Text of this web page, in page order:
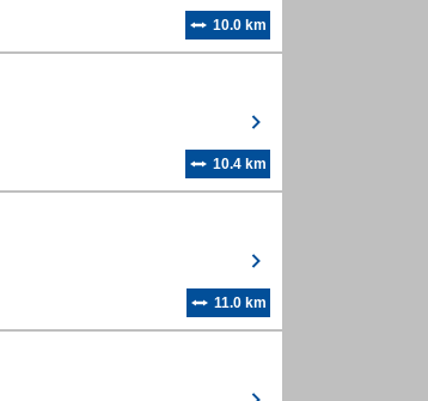
10.0 km
10.4 km
11.0 km